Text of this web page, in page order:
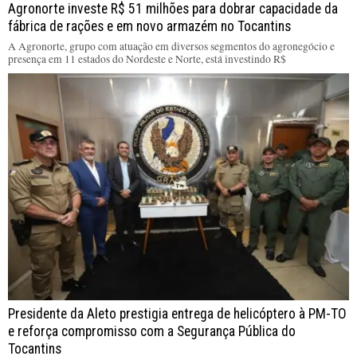
Agronorte investe R$ 51 milhões para dobrar capacidade da
fábrica de rações e em novo armazém no Tocantins
A Agronorte, grupo com atuação em diversos segmentos do agronegócio e
presença em 11 estados do Nordeste e Norte, está investindo R$
Presidente da Aleto prestigia entrega de helicóptero à PM-TO
e reforça compromisso com a Segurança Pública do
Tocantins